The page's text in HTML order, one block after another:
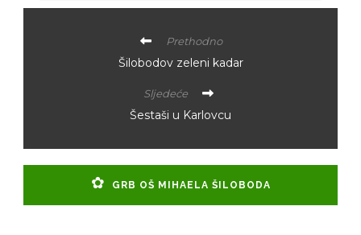
Prethodno
Šilobodov zeleni kadar
Sljedeće
Šestaši u Karlovcu
GRB OŠ MIHAELA ŠILOBODA